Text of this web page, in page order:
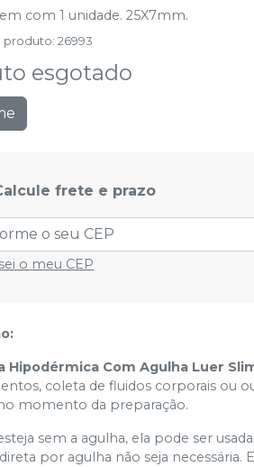
com 1 unidade. 25X7mm.
produto:26993
esgotado
frete e prazo
o meu CEP
Hipodérmica Com Agulha Luer
coleta de fluidos corporais ou
momento da preparação.
sem a agulha, ela pode ser
por agulha não seja